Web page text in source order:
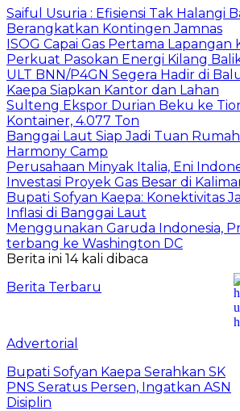
Saiful Usuria : Efisiensi Tak Halangi
Berangkatkan Kontingen Jamnas
ISOG Capai Gas Pertama Lapangan
Perkuat Pasokan Energi Kilang
ULT BNN/P4GN Segera Hadir di
Kaepa Siapkan Kantor dan Lahan
Sulteng Ekspor Durian Beku ke
Kontainer, 4.077 Ton
Banggai Laut Siap Jadi Tuan
Harmony Camp
Perusahaan Minyak Italia, Eni
Investasi Proyek Gas Besar di
Bupati Sofyan Kaepa: Konektivitas
Inflasi di Banggai Laut
Menggunakan Garuda Indonesia,
terbang ke Washington DC
Berita ini 14 kali dibaca
Berita Terbaru
Advertorial
Bupati Sofyan Kaepa Serahkan SK
PNS Seratus Persen, Ingatkan ASN
Disiplin